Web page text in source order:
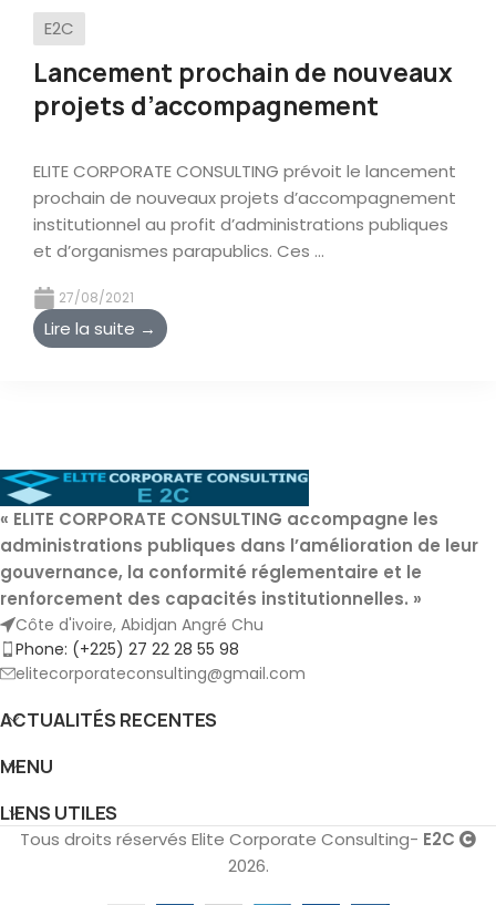
E2C
Lancement prochain de nouveaux
projets d’accompagnement
ELITE CORPORATE CONSULTING prévoit le lancement
prochain de nouveaux projets d’accompagnement
institutionnel au profit d’administrations publiques
et d’organismes parapublics. Ces ...
27/08/2021
Lire la suite →
« ELITE CORPORATE CONSULTING accompagne les
administrations publiques dans l’amélioration de leur
gouvernance, la conformité réglementaire et le
renforcement des capacités institutionnelles. »
Côte d'ivoire, Abidjan Angré Chu
Phone: (+225) 27 22 28 55 98
elitecorporateconsulting@gmail.com
ACTUALITÉS RECENTES
MENU
LIENS UTILES
Tous droits réservés Elite Corporate Consulting- E2C
2026.